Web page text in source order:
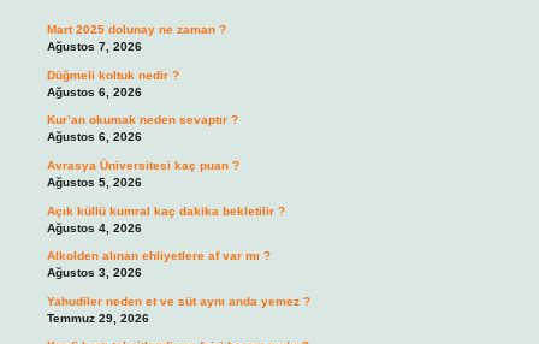
Mart 2025 dolunay ne zaman ?
Ağustos 7, 2026
Düğmeli koltuk nedir ?
Ağustos 6, 2026
Kur’an okumak neden sevaptır ?
Ağustos 6, 2026
Avrasya Üniversitesi kaç puan ?
Ağustos 5, 2026
Açık küllü kumral kaç dakika bekletilir ?
Ağustos 4, 2026
Alkolden alınan ehliyetlere af var mı ?
Ağustos 3, 2026
Yahudiler neden et ve süt aynı anda yemez ?
Temmuz 29, 2026